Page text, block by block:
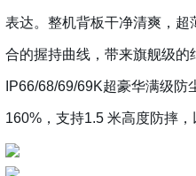
表达。整机背板干净清爽，
合的握持曲线，带来旗舰级
IP66/68/69/69K超豪华满级
160%，支持1.5 米高度防摔